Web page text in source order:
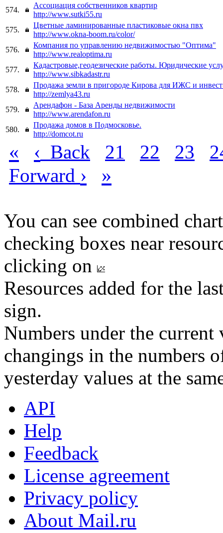
574.
Ассоциация собственников квартир
http://www.sutki55.ru
575.
Цветные ламинированные пластиковые окна пвх
http://www.okna-boom.ru/color/
576.
Компания по управлению недвижимостью "Оптима"
http://www.realoptima.ru
577.
Кадастровые,геодезические работы. Юридические
http://www.sibkadastr.ru
578.
Продажа земли в пригороде Кирова для ИЖС и
http://zemlya43.ru
579.
Арендафон - База Аренды недвижимости
http://www.arendafon.ru
580.
Продажа домов в Подмосковье.
http://domcot.ru
« ‹ Back 21 22 23
Forward › »
You can see combined
checking boxes near
clicking on
Resources added for the
sign.
Numbers under the
changings in the numbers
yesterday values at the
API
Help
Feedback
License agreement
Privacy policy
About Mail.ru